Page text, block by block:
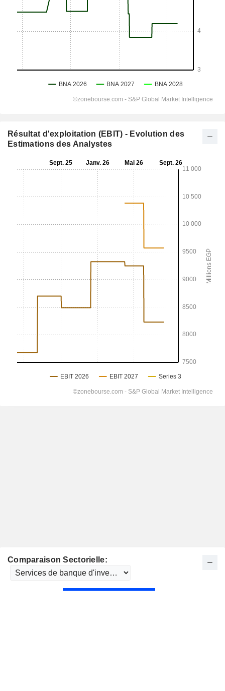
Résultat d'exploitation (EBIT) - Evolution des
Estimations des Analystes
Comparaison Sectorielle: